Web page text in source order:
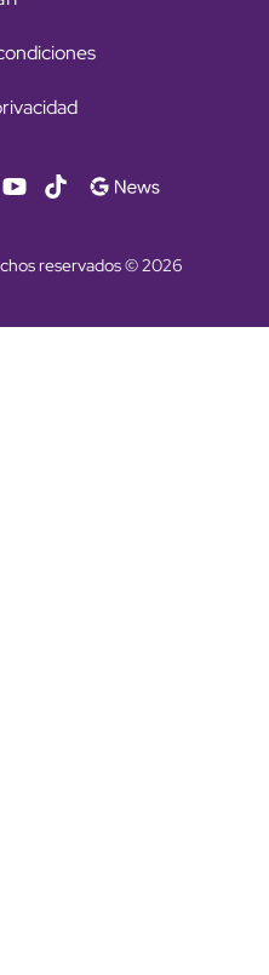
reservados © 2026